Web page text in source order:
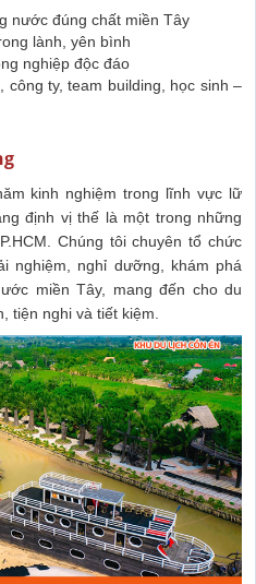
nước đúng chất miền Tây
lành, yên bình
nghiệp độc đáo
công ty, team building, học sinh –
kinh nghiệm trong lĩnh vực lữ
định vị thế là một trong những
Chúng tôi chuyên tổ chức
nghiệm, nghỉ dưỡng, khám phá
miền Tây, mang đến cho du
tiện nghi và tiết kiệm.